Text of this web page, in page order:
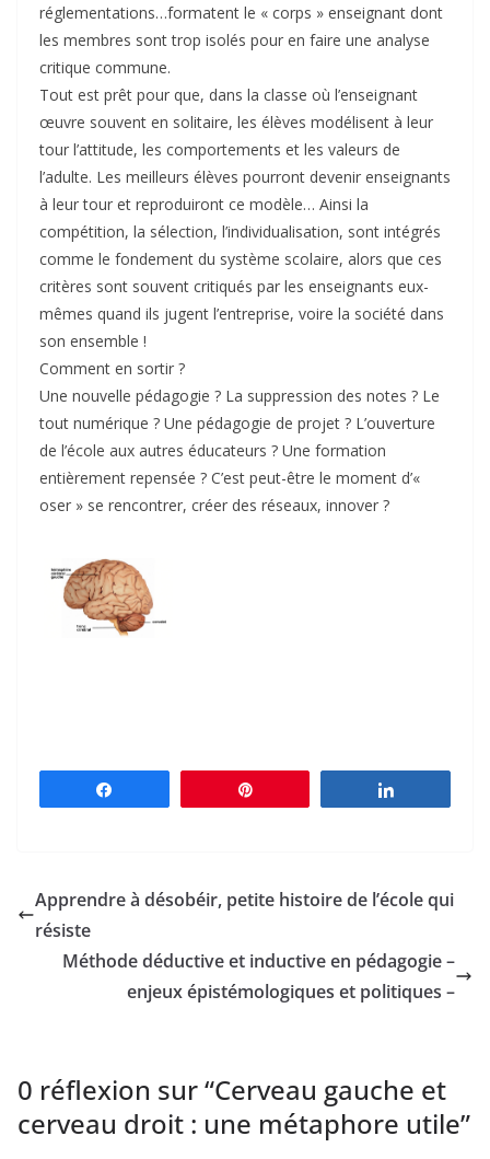
réglementations…formatent le « corps » enseignant dont
les membres sont trop isolés pour en faire une analyse
critique commune.
Tout est prêt pour que, dans la classe où l’enseignant
œuvre souvent en solitaire, les élèves modélisent à leur
tour l’attitude, les comportements et les valeurs de
l’adulte. Les meilleurs élèves pourront devenir enseignants
à leur tour et reproduiront ce modèle… Ainsi la
compétition, la sélection, l’individualisation, sont intégrés
comme le fondement du système scolaire, alors que ces
critères sont souvent critiqués par les enseignants eux-
mêmes quand ils jugent l’entreprise, voire la société dans
son ensemble !
Comment en sortir ?
Une nouvelle pédagogie ? La suppression des notes ? Le
tout numérique ? Une pédagogie de projet ? L’ouverture
de l’école aux autres éducateurs ? Une formation
entièrement repensée ? C’est peut-être le moment d’«
oser » se rencontrer, créer des réseaux, innover ?
Apprendre à désobéir, petite histoire de l’école qui
résiste
Méthode déductive et inductive en pédagogie –
enjeux épistémologiques et politiques –
0 réflexion sur “Cerveau gauche et
cerveau droit : une métaphore utile”